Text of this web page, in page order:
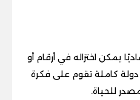
يمكن اختزاله في أرقام أو
كاملة تقوم على فكرة
للحياة.